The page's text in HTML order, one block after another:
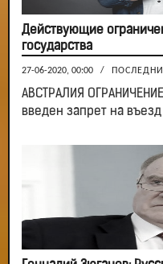
Действующие
государства
27-06-2020, 00:00 /
АВСТРАЛИЯ
введен запрет на въезд